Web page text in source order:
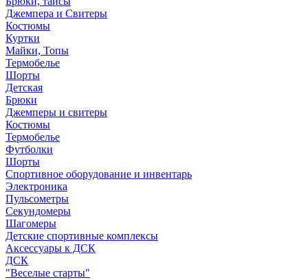
Джемпера и Свитеры
Костюмы
Куртки
Майки, Топы
Термобелье
Шорты
Детская
Брюки
Джемперы и свитеры
Костюмы
Термобелье
Футболки
Шорты
Спортивное оборудование и инвентарь
Электроника
Пульсометры
Секундомеры
Шагомеры
Детские спортивные комплексы
Аксессуары к ДСК
ДСК
"Веселые старты"